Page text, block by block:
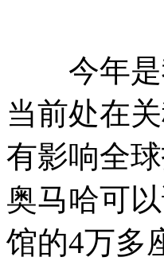
今年是
当前处在
有影响全
奥马哈可
馆的4万多